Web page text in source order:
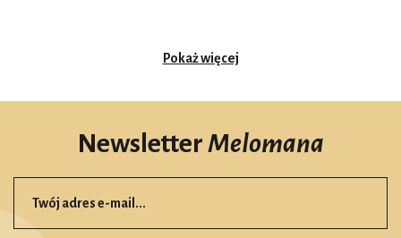
Pokaż więcej
NewsletterMelomana